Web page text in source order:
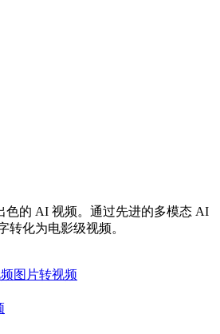
色的 AI 视频。通过先进的多模态 AI
转化为电影级视频。
图片转视频